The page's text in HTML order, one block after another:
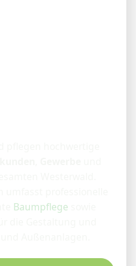
Baumpflege